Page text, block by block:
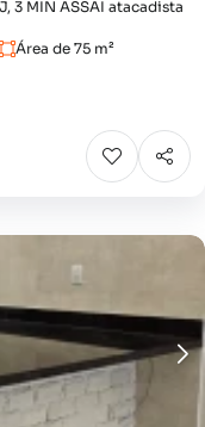
3 MIN ASSAI atacadista
Área de 75 m²